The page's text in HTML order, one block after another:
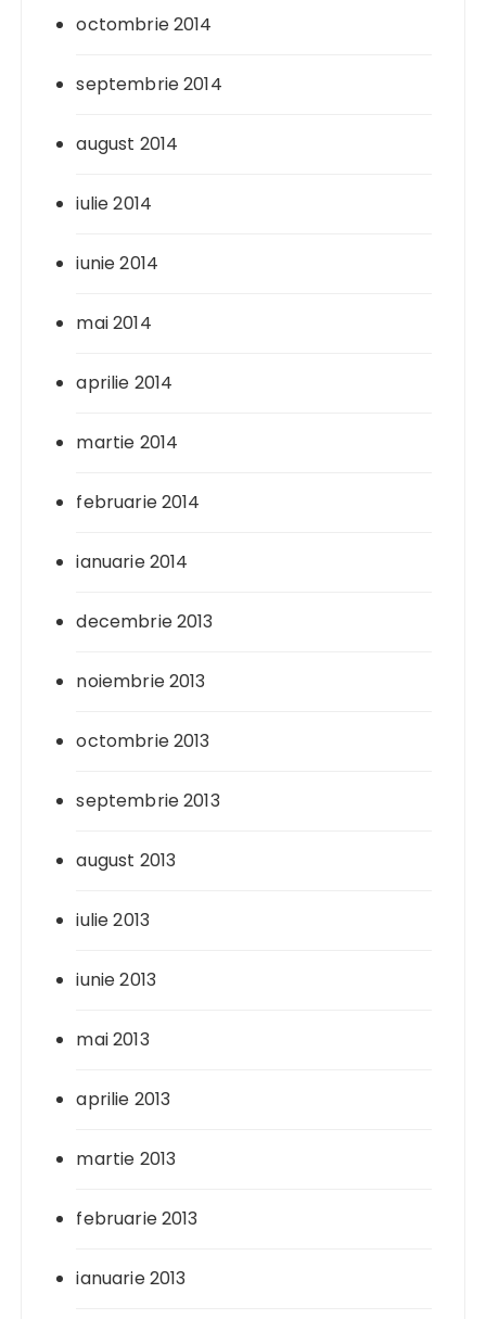
octombrie 2014
septembrie 2014
august 2014
iulie 2014
iunie 2014
mai 2014
aprilie 2014
martie 2014
februarie 2014
ianuarie 2014
decembrie 2013
noiembrie 2013
octombrie 2013
septembrie 2013
august 2013
iulie 2013
iunie 2013
mai 2013
aprilie 2013
martie 2013
februarie 2013
ianuarie 2013